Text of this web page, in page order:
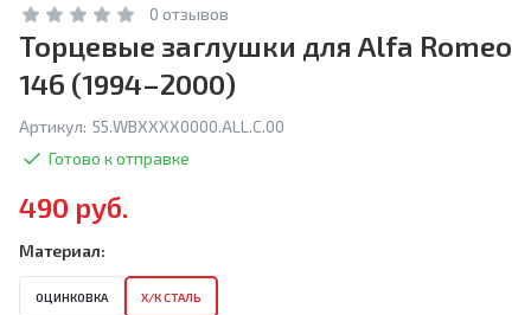
0 отзывов
Торцевые заглушки для Alfa Romeo
146 (1994–2000)
Артикул: 55.WBXXXX0000.ALL.C.00
Готово к отправке
490 руб.
Материал:
ОЦИНКОВКА Х/К СТАЛЬ